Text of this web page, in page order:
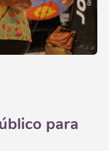
para